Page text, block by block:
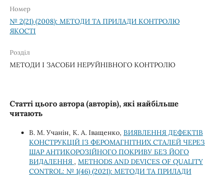
Номер
№ 2(21) (2008): МЕТОДИ ТА ПРИЛАДИ КОНТРОЛЮ
ЯКОСТІ
Розділ
МЕТОДИ І ЗАСОБИ НЕРУЙНІВНОГО КОНТРОЛЮ
Статті цього автора (авторів), які найбільше
читають
В. М. Учанін, К. А. Іващенко, ВИЯВЛЕННЯ ДЕФЕКТІВ
КОНСТРУКЦІЙ ІЗ ФЕРОМАГНІТНИХ СТАЛЕЙ ЧЕРЕЗ
ШАР АНТИКОРОЗІЙНОГО ПОКРИВУ БЕЗ ЙОГО
ВИДАЛЕННЯ , METHODS AND DEVICES OF QUALITY
CONTROL: № 1(46) (2021): МЕТОДИ ТА ПРИЛАДИ